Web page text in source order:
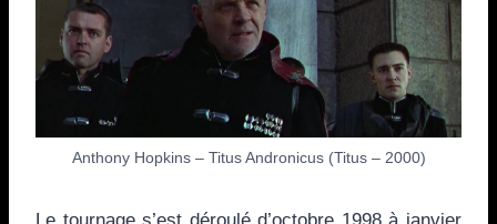
Anthony Hopkins – Titus Andronicus (Titus – 2000)
Le tournage s’est déroulé d’octobre 1998 à janvier